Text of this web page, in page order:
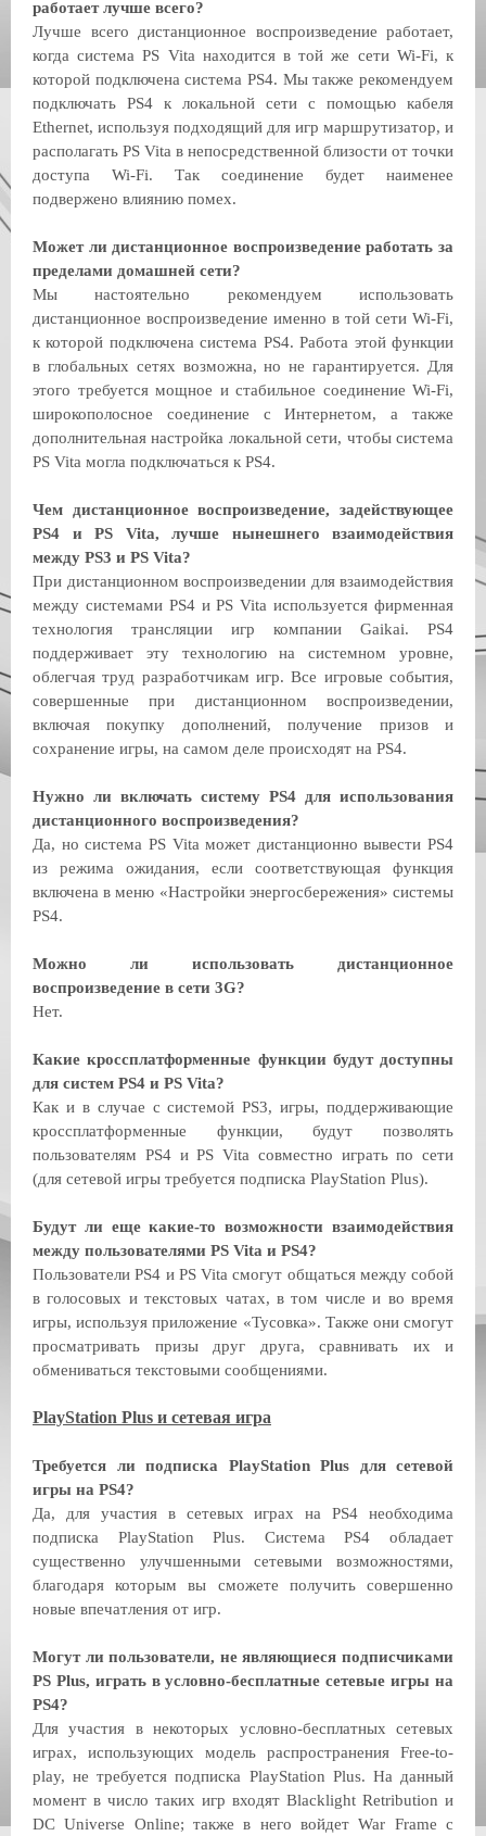
работает лучше всего?
Лучше всего дистанционное воспроизведение работает,
когда система PS Vita находится в той же сети Wi-Fi, к
которой подключена система PS4. Мы также рекомендуем
подключать PS4 к локальной сети с помощью кабеля
Ethernet, используя подходящий для игр маршрутизатор, и
располагать PS Vita в непосредственной близости от точки
доступа Wi-Fi. Так соединение будет наименее
подвержено влиянию помех.
Может ли дистанционное воспроизведение работать за
пределами домашней сети?
Мы настоятельно рекомендуем использовать
дистанционное воспроизведение именно в той сети Wi-Fi,
к которой подключена система PS4. Работа этой функции
в глобальных сетях возможна, но не гарантируется. Для
этого требуется мощное и стабильное соединение Wi-Fi,
широкополосное соединение с Интернетом, а также
дополнительная настройка локальной сети, чтобы система
PS Vita могла подключаться к PS4.
Чем дистанционное воспроизведение, задействующее
PS4 и PS Vita, лучше нынешнего взаимодействия
между PS3 и PS Vita?
При дистанционном воспроизведении для взаимодействия
между системами PS4 и PS Vita используется фирменная
технология трансляции игр компании Gaikai. PS4
поддерживает эту технологию на системном уровне,
облегчая труд разработчикам игр. Все игровые события,
совершенные при дистанционном воспроизведении,
включая покупку дополнений, получение призов и
сохранение игры, на самом деле происходят на PS4.
Нужно ли включать систему PS4 для использования
дистанционного воспроизведения?
Да, но система PS Vita может дистанционно вывести PS4
из режима ожидания, если соответствующая функция
включена в меню «Настройки энергосбережения» системы
PS4.
Можно ли использовать дистанционное
воспроизведение в сети 3G?
Нет.
Какие кроссплатформенные функции будут доступны
для систем PS4 и PS Vita?
Как и в случае с системой PS3, игры, поддерживающие
кроссплатформенные функции, будут позволять
пользователям PS4 и PS Vita совместно играть по сети
(для сетевой игры требуется подписка PlayStation Plus).
Будут ли еще какие-то возможности взаимодействия
между пользователями PS Vita и PS4?
Пользователи PS4 и PS Vita смогут общаться между собой
в голосовых и текстовых чатах, в том числе и во время
игры, используя приложение «Тусовка». Также они смогут
просматривать призы друг друга, сравнивать их и
обмениваться текстовыми сообщениями.
PlayStation Plus и сетевая игра
Требуется ли подписка PlayStation Plus для сетевой
игры на PS4?
Да, для участия в сетевых играх на PS4 необходима
подписка PlayStation Plus. Система PS4 обладает
существенно улучшенными сетевыми возможностями,
благодаря которым вы сможете получить совершенно
новые впечатления от игр.
Могут ли пользователи, не являющиеся подписчиками
PS Plus, играть в условно-бесплатные сетевые игры на
PS4?
Для участия в некоторых условно-бесплатных сетевых
играх, использующих модель распространения Free-to-
play, не требуется подписка PlayStation Plus. На данный
момент в число таких игр входят Blacklight Retribution и
DC Universe Online; также в него войдет War Frame с